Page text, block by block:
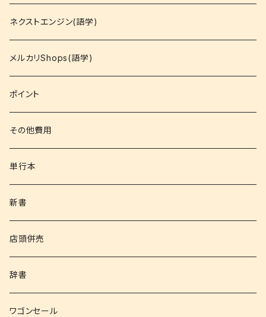
資格
コミック
文庫
その他書籍
書籍以外
ネクストエンジン(語学)
メルカリShops(語学)
ポイント
その他費用
単行本
新書
店頭併売
辞書
ワゴンセール